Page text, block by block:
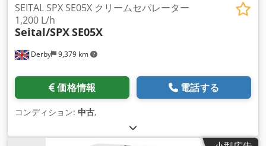
Derby 9,379 km
SEITAL SPX SE05X クリームセパレーター
1,200 L/h
Seital/SPXSE05X
価格情報 電話する
コンディション: 中古,